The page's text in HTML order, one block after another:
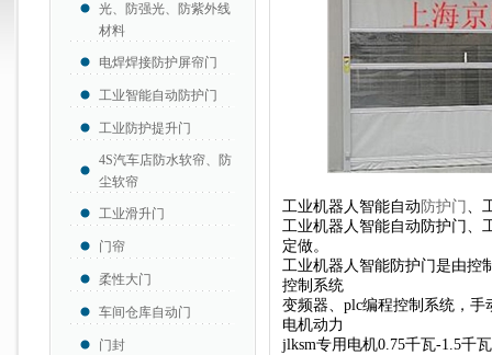
光、防强光、防紫外线
材料
电焊焊接防护屏帘门
工业智能自动防护门
工业防护提升门
4S汽车店防水软帘、防
尘软帘
工业滑升门
门帘
柔性大门
车间仓库自动门
门封
工业机器人智能自动 防护门 、
工业机器人智能自动防护门、
定做。
工业机器人智能防护门是由控
控制系统
变频器、plc编程控制系统，
电机动力
jlksm专用电机0.75千瓦-1.5千